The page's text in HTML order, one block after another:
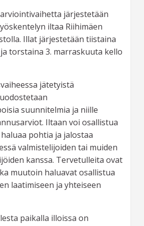
järjestetään
iltaa Riihimäen
Illat järjestetään tiistaina
torstaina 3. marraskuuta kello
jätetyistä
suunnitelmia ja niille
Iltaan voi osallistua
pohtia ja jalostaa
valmistelijoiden tai muiden
kanssa. Tervetulleita ovat
muutoin haluavat osallistua
laatimiseen ja yhteiseen
paikalla illoissa on